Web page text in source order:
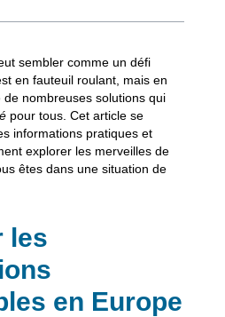
sembler comme un défi
en fauteuil roulant, mais en
de nombreuses solutions qui
pour tous. Cet article se
informationspratiques et
explorer les merveilles de
êtes dans une situation de
les
en Europe